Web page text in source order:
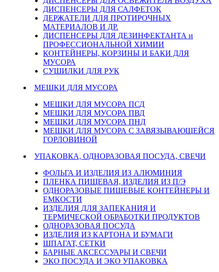
ДИСПЕНСЕРЫ ДЛЯ САЛФЕТОК
ДЕРЖАТЕЛИ ДЛЯ ПРОТИРОЧНЫХ
МАТЕРИАЛОВ И ДР.
ДИСПЕНСЕРЫ ДЛЯ ДЕЗИНФЕКТАНТА и
ПРОФЕССИОНАЛЬНОЙ ХИМИИ
КОНТЕЙНЕРЫ, КОРЗИНЫ И БАКИ ДЛЯ
МУСОРА
СУШИЛКИ ДЛЯ РУК
МЕШКИ ДЛЯ МУСОРА
МЕШКИ ДЛЯ МУСОРА ПСД
МЕШКИ ДЛЯ МУСОРА ПВД
МЕШКИ ДЛЯ МУСОРА ПНД
МЕШКИ ДЛЯ МУСОРА С ЗАВЯЗЫВАЮЩЕЙСЯ
ГОРЛОВИНОЙ
УПАКОВКА, ОДНОРАЗОВАЯ ПОСУДА, СВЕЧИ
ФОЛЬГА И ИЗДЕЛИЯ ИЗ АЛЮМИНИЯ
ПЛЕНКА ПИЩЕВАЯ, ИЗДЕЛИЯ ИЗ П/Э
ОДНОРАЗОВЫЕ ПИЩЕВЫЕ КОНТЕЙНЕРЫ И
ЕМКОСТИ
ИЗДЕЛИЯ ДЛЯ ЗАПЕКАНИЯ И
ТЕРМИЧЕСКОЙ ОБРАБОТКИ ПРОДУКТОВ
ОДНОРАЗОВАЯ ПОСУДА
ИЗДЕЛИЯ ИЗ КАРТОНА И БУМАГИ
ШПАГАТ, СЕТКИ
БАРНЫЕ АКСЕССУАРЫ И СВЕЧИ
ЭКО ПОСУДА И ЭКО УПАКОВКА